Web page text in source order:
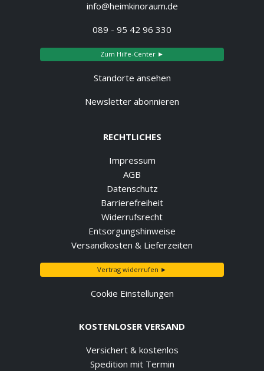
info@heimkinoraum.de
089 - 95 42 96 330
Zum Hilfe-Center ►
Standorte ansehen
Newsletter abonnieren
RECHTLICHES
Impressum
AGB
Datenschutz
Barrierefreiheit
Widerrufsrecht
Entsorgungshinweise
Versandkosten & Lieferzeiten
Vertrag widerrufen ►
Cookie Einstellungen
KOSTENLOSER VERSAND
Versichert & kostenlos
Spedition mit Termin